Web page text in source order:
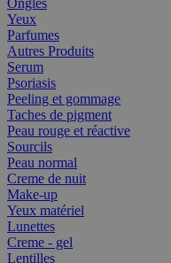
Ongles
Yeux
Parfumes
Autres Produits
Serum
Psoriasis
Peeling et gommage
Taches de pigment
Peau rouge et réactive
Sourcils
Peau normal
Creme de nuit
Make-up
Yeux matériel
Lunettes
Creme - gel
Lentilles